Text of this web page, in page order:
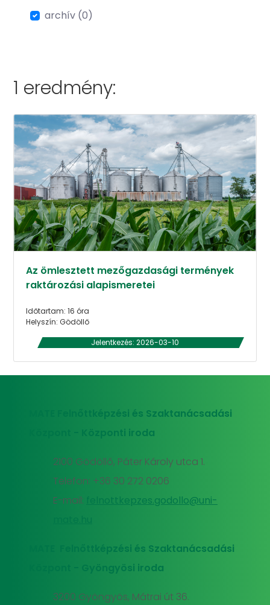
archív (0)
1 eredmény:
Az ömlesztett mezőgazdasági termények
raktározási alapismeretei
Időtartam: 16 óra
Helyszín: Gödöllő
Jelentkezés: 2026-03-10
MATE Felnőttképzési és Szaktanácsadási
Központ - Központi iroda
2100 Gödöllő, Páter Károly utca 1.
Telefon: +36 30 272 0206
E-mail:
felnottkepzes.godollo@uni-
MATE Felnőttképzési és Szaktanácsadási
Központ - Gyöngyösi iroda
3200 Gyöngyös, Mátrai út 36.